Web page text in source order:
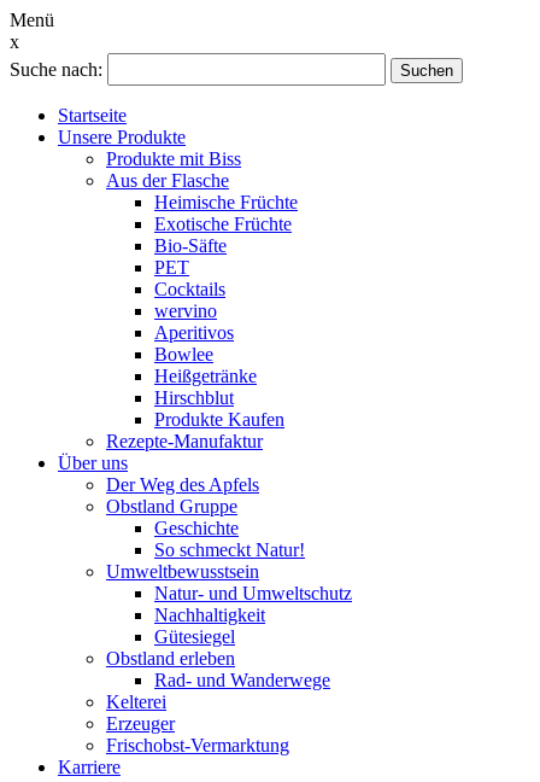
Menü
x
Suche nach:
Suchen
Startseite
Unsere Produkte
Produkte mit Biss
Aus der Flasche
Heimische Früchte
Exotische Früchte
Bio-Säfte
PET
Cocktails
wervino
Aperitivos
Bowlee
Heißgetränke
Hirschblut
Produkte Kaufen
Rezepte-Manufaktur
Über uns
Der Weg des Apfels
Obstland Gruppe
Geschichte
So schmeckt Natur!
Umweltbewusstsein
Natur- und Umweltschutz
Nachhaltigkeit
Gütesiegel
Obstland erleben
Rad- und Wanderwege
Kelterei
Erzeuger
Frischobst-Vermarktung
Karriere